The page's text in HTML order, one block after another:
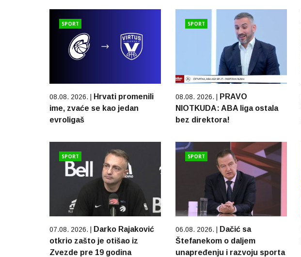
SPORT
08.08. 2026. |
Hrvati promenili
ime, zvaće se kao jedan
evroligaš
SPORT
08.08. 2026. |
PRAVO
NIOTKUDA: ABA liga ostala
bez direktora!
SPORT
07.08. 2026. |
Darko Rajaković
otkrio zašto je otišao iz
Zvezde pre 19 godina
SPORT
06.08. 2026. |
Dačić sa
Štefanekom o daljem
unapređenju i razvoju sporta